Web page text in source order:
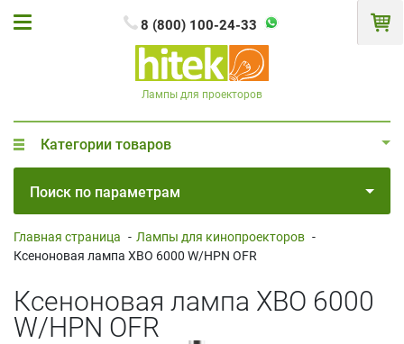
8 (800) 100-24-33
Лампы для проекторов
Категории товаров
Поиск по параметрам
Главная страница - Лампы для кинопроекторов -
Ксеноновая лампа XBO 6000 W/HPN OFR
Ксеноновая лампа XBO 6000
W/HPN OFR